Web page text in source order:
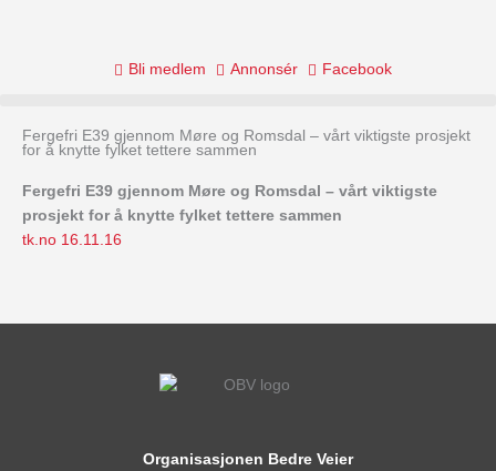
Bli medlem Annonsér Facebook
Fergefri E39 gjennom Møre og Romsdal – vårt viktigste prosjekt
for å knytte fylket tettere sammen
Fergefri E39 gjennom Møre og Romsdal – vårt viktigste
prosjekt for å knytte fylket tettere sammen
tk.no 16.11.16
Organisasjonen Bedre Veier